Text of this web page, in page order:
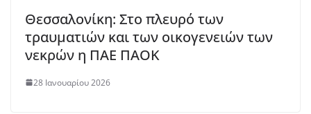
Θεσσαλονίκη: Στο πλευρό των
τραυματιών και των οικογενειών των
νεκρών η ΠΑΕ ΠΑΟΚ
28 Ιανουαρίου 2026